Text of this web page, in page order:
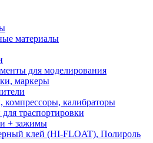
материалы
для моделирования
маркеры
компрессоры, калибраторы
траспортировки
+ зажимы
клей (HI-FLOAT), Полироль